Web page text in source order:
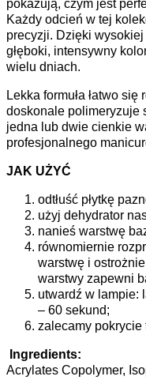
pokazują, czym jest
Każdy odcień w tej
precyzji. Dzięki
głęboki, intensywny
wielu dniach.
Lekka formuła łatwo
doskonale polimeryzuje
jedna lub dwie cienkie
profesjonalnego
JAK UŻYĆ
odtłuść płytkę
użyj dehydrator
nanieś warstwę
równomiernie
warstwę i
warstwy zapewni
utwardź w lampie:
– 60 sekund;
zalecamy pokrycie
Ingredients:
Acrylates Copolymer,